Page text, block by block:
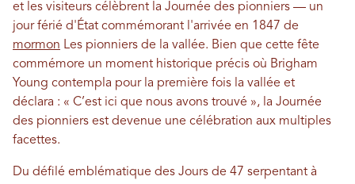
et les visiteurs célèbrent la Journée des pionniers — un
jour férié d'État commémorant l'arrivée en 1847 de
mormon Les pionniers de la vallée. Bien que cette fête
commémore un moment historique précis où Brigham
Young contempla pour la première fois la vallée et
déclara : « C’est ici que nous avons trouvé », la Journée
des pionniers est devenue une célébration aux multiples
facettes.
Du défilé emblématique des Jours de 47 serpentant à